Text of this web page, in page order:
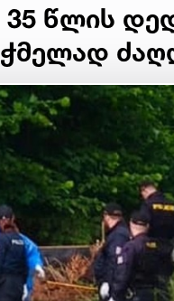
35 წლის